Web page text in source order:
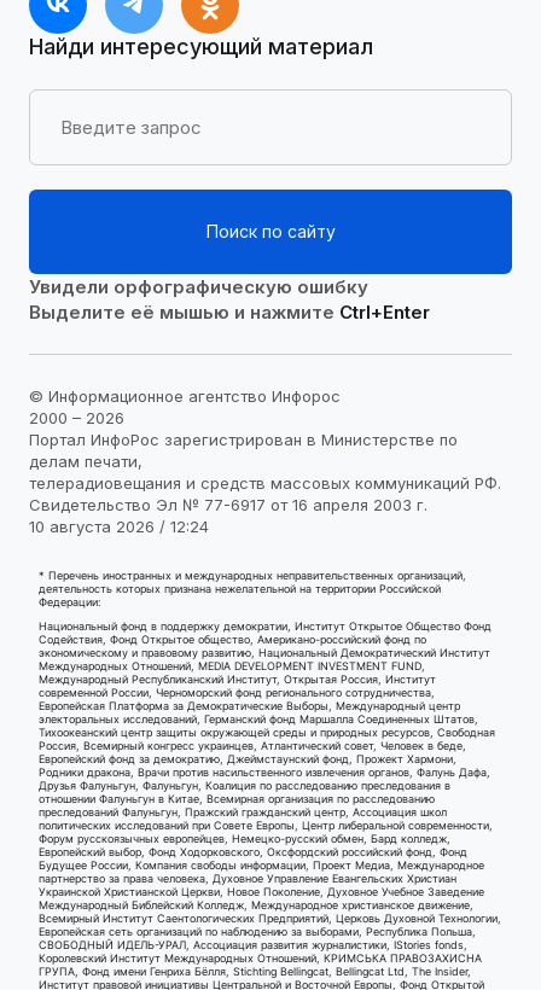
Найди интересующий материал
Поиск по сайту
Увидели орфографическую ошибку
Выделите её мышью и нажмите Ctrl+Enter
© Информационное агентство Инфорос
2000 – 2026
Портал ИнфоРос зарегистрирован в Министерстве по
делам печати,
телерадиовещания и средств массовых коммуникаций РФ.
Свидетельство Эл № 77-6917 от 16 апреля 2003 г.
10 августа 2026 / 12:24